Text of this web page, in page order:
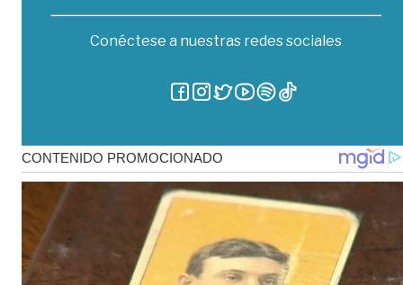
Conéctese a nuestras redes sociales